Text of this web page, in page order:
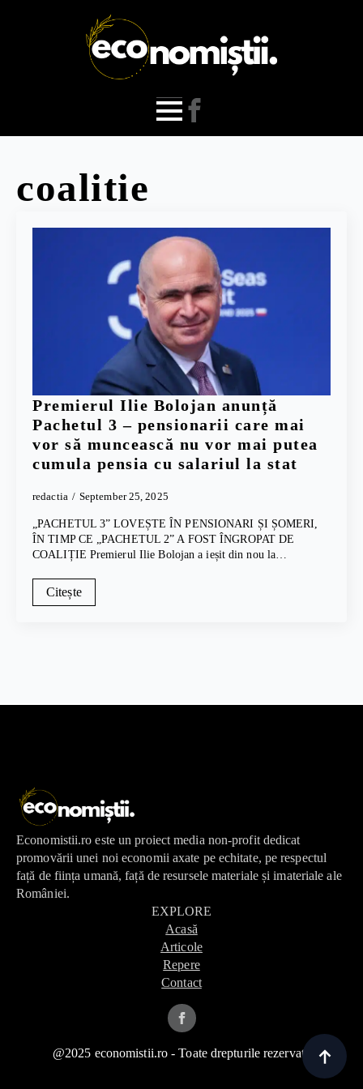
coalitie
Premierul Ilie Bolojan anunță
Pachetul 3 – pensionarii care mai
vor să muncească nu vor mai putea
cumula pensia cu salariul la stat
redactia September 25, 2025
„PACHETUL 3” LOVEȘTE ÎN PENSIONARI ȘI ȘOMERI,
ÎN TIMP CE „PACHETUL 2” A FOST ÎNGROPAT DE
COALIȚIE Premierul Ilie Bolojan a ieșit din nou la…
Citește
Economistii.ro este un proiect media non-profit dedicat
promovării unei noi economii axate pe echitate, pe respectul
față de ființa umană, față de resursele materiale și imateriale ale
României.
EXPLORE
Acasă
Articole
Repere
Contact
@2025 economistii.ro - Toate drepturile rezervate